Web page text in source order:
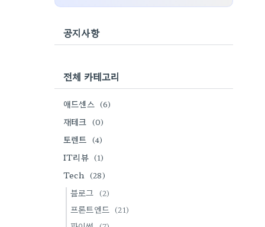
공지사항
전체 카테고리
애드센스 (6)
재테크 (0)
토렌트 (4)
IT리뷰 (1)
Tech (28)
블로그 (2)
프론트엔드 (21)